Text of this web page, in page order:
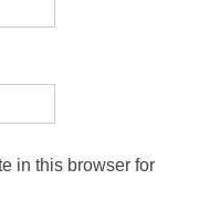
in this browser for